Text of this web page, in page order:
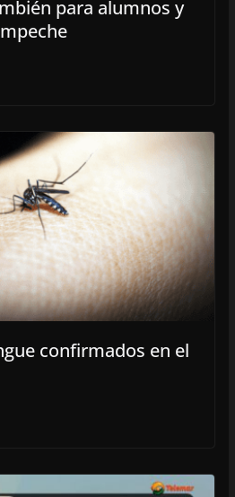
para alumnos y
confirmados en el